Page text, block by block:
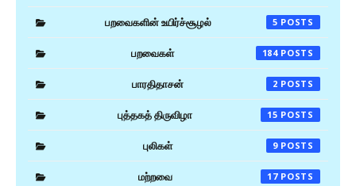
பறவைகளின் உயிர்ச்சூழல் 5
பறவைகள் 184
பாரதிதாசன் 2
புத்தகத் திருவிழா 15
புலிகள் 9
மற்றவை 17